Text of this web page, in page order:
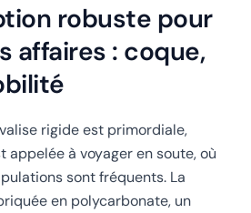
robuste pour
affaires : coque,
rigide est primordiale,
appelée à voyager en soute, où
sont fréquents. La
en polycarbonate, un